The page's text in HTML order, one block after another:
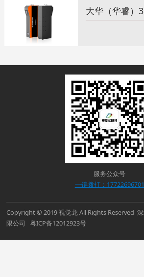
大华（华睿）
服务公众号
一键拨打：17722696701
Copyright © 2019 视觉龙 All Rights Reserved
限公司 粤ICP备12012923号